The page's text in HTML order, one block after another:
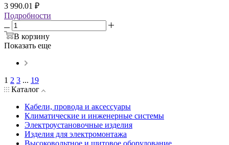
3 990.01 ₽
Подробности
В корзину
Показать еще
1 2 3 ... 19
Каталог
Кабели, провода и аксессуары
Климатические и инженерные системы
Электроустановочные изделия
Изделия для электромонтажа
Высоковольтное и щитовое оборудование